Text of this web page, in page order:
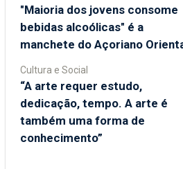
"Maioria dos jovens consome
bebidas alcoólicas" é a
manchete do Açoriano
Cultura e Social
“A arte requer estudo,
dedicação, tempo. A arte é
também uma forma de
conhecimento”